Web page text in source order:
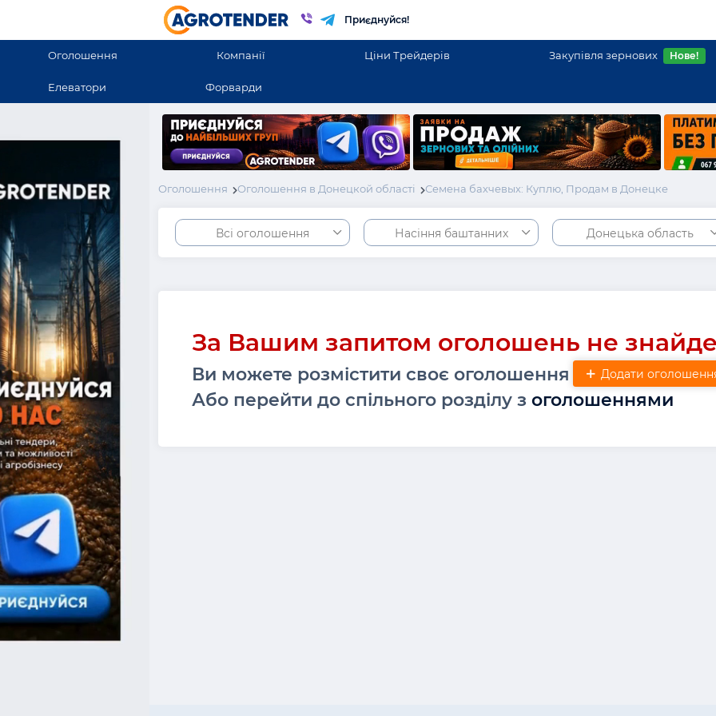
Приєднуйся!
Оголошення Компанії Ціни Трейдерів Закупівля зернових Нове!
Елеватори Форварди
Оголошення Оголошення в Донецкой області Семена бахчевых: Куплю, Продам в Донецке
Всі оголошення Насіння баштанних Донецька область
За Вашим запитом оголошень не
Ви можете розмістити своє оголошення Додати
Або перейти до спільного розділу з оголошеннями